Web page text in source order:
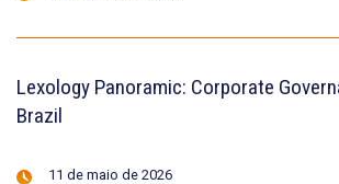
Lexology Panoramic: Corporate
Brazil
11 de maio de 2026